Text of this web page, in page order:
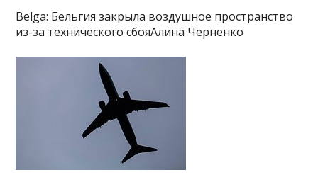
Belga: Бельгия закрыла воздушное пространство
из-за технического сбояАлина Черненко